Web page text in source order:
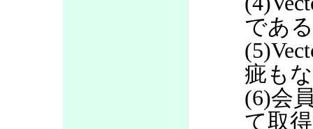
であ
疵も
(6)会
て取